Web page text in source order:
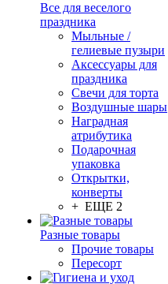
Все для веселого
праздника
Мыльные /
гелиевые пузыри
Аксессуары для
праздника
Свечи для торта
Воздушные шары
Наградная
атрибутика
Подарочная
упаковка
Открытки,
конверты
+ ЕЩЕ 2
Разные товары
Прочие товары
Пересорт